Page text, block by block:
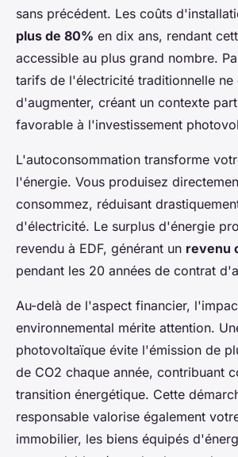
sans précédent. Les coûts
plus de 80% en dix ans, rendant
accessible au plus grand nombre.
tarifs de l'électricité traditionnelle ne
d'augmenter, créant un contexte
favorable à l'investissement
L'autoconsommation transforme
l'énergie. Vous produisez
consommez, réduisant
d'électricité. Le surplus d'énergie
revendu à EDF, générant un revenu
pendant les 20 années de contrat
Au-delà de l'aspect financier,
environnemental mérite attention.
photovoltaïque évite l'émission de
de CO2 chaque année, contribuant
transition énergétique. Cette
responsable valorise également
immobilier, les biens équipés